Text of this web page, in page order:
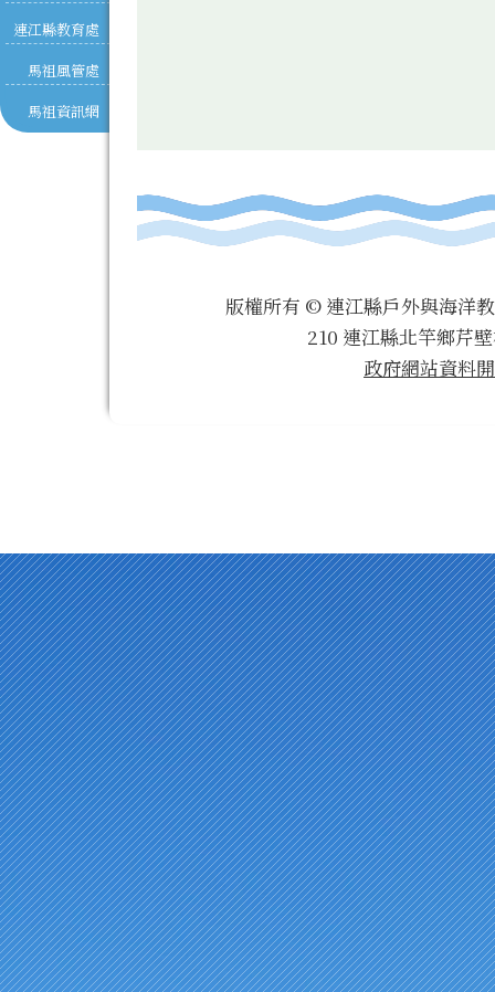
連江縣教育處
馬祖風管處
馬祖資訊網
版權所有 © 連江縣戶外與海洋
210 連江縣北竿鄉芹
政府網站資料